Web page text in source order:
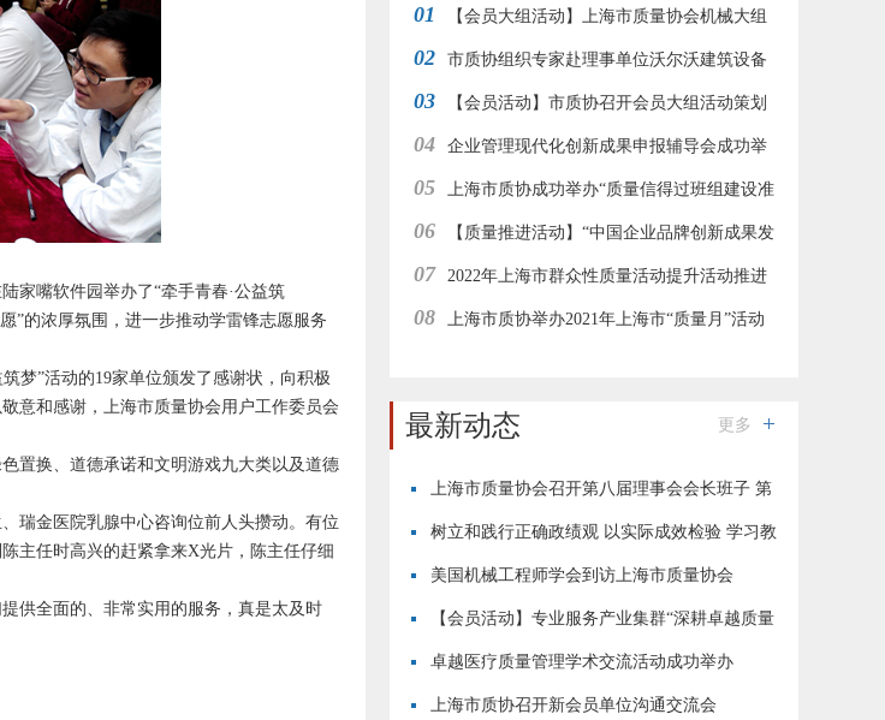
家嘴软件园举办了“牵手青春·公益筑
”的浓厚氛围，进一步推动学雷锋志愿服务
梦”活动的19家单位颁发了感谢状，向积极
意和感谢，上海市质量协会用户工作委员会
置换、道德承诺和文明游戏九大类以及道德
金医院乳腺中心咨询位前人头攒动。有位
主任时高兴的赶紧拿来X光片，陈主任仔细
供全面的、非常实用的服务，真是太及时
01 【会员大组活动】上海市质量协会机械大组
赴江南造船开展“赞民族工业 品工匠之心”参观交
流活动
02 市质协组织专家赴理事单位沃尔沃建筑设备
调研交流
03 【会员活动】市质协召开会员大组活动策划
交流会
04 企业管理现代化创新成果申报辅导会成功举
办
05 上海市质协成功举办“质量信得过班组建设准
则解读与案例解析”在线直播培训
06 【质量推进活动】“中国企业品牌创新成果发
布活动”上海地区经验分享与推进工作会在线举行
07 2022年上海市群众性质量活动提升活动推进
工作集团型会员企业在线研讨会成功举办
08 上海市质协举办2021年上海市“质量月”活动
最新动态 更多
上海市质量协会召开第八届理事会会长班子 第
四次会议
树立和践行正确政绩观 以实际成效检验 学习教
育成果
美国机械工程师学会到访上海市质量协会
【会员活动】专业服务产业集群“深耕卓越质量
·恪守用户初心”现场交流活动成功举行
卓越医疗质量管理学术交流活动成功举办
上海市质协召开新会员单位沟通交流会